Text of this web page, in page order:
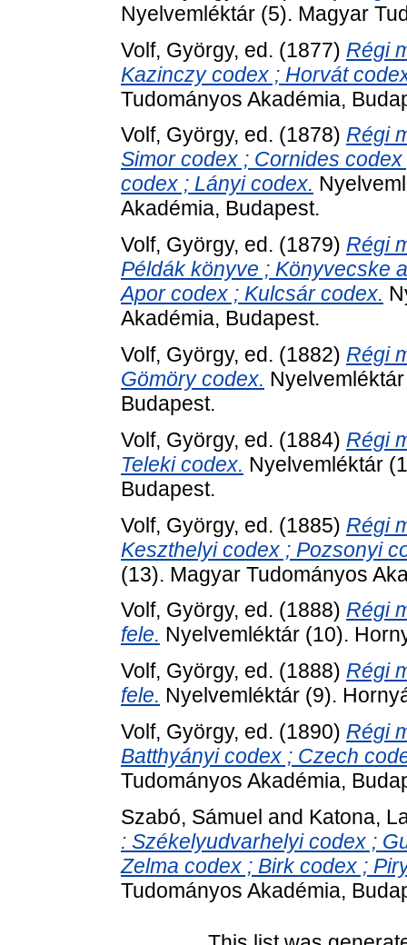
Nyelvemléktár (5). Magyar
Volf, György, ed. (1877) Régi
Kazinczy codex ; Horvát
Tudományos Akadémia,
Volf, György, ed. (1878) Régi
Simor codex ; Cornides
codex ; Lányi codex.
Akadémia, Budapest.
Volf, György, ed. (1879) Régi
Példák könyve ; Könyvecske
Apor codex ; Kulcsár codex.
Akadémia, Budapest.
Volf, György, ed. (1882) Régi
Gömöry codex.
Budapest.
Volf, György, ed. (1884) Régi
Teleki codex. Nyelvemléktár
Budapest.
Volf, György, ed. (1885) Régi
Keszthelyi codex ; Pozsonyi
(13). Magyar Tudományos
Volf, György, ed. (1888) Régi
fele. Nyelvemléktár (10).
Volf, György, ed. (1888) Régi
fele. Nyelvemléktár (9).
Volf, György, ed. (1890) Régi
Batthyányi codex ; Czech
Tudományos Akadémia,
Szabó, Sámuel and Katona,
: Székelyudvarhelyi codex ;
Zelma codex ; Birk codex ;
Tudományos Akadémia,